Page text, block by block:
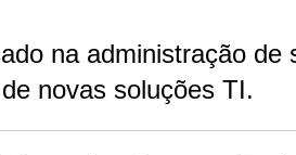
na administração de
novas soluções TI.